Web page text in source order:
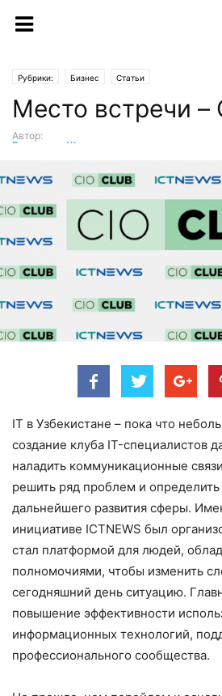
Рубрики: Бизнес Статьи
Место встречи –
Автор:
Валентина Шатуновская
IT в Узбекистане – пока что
создание клуба IT-специалистов
наладить коммуникационные
решить ряд проблем и
дальнейшего развития сферы.
инициативе ICTNEWS был
стал платформой для людей,
полномочиями, чтобы изменить
сегодняшний день ситуацию.
повышение эффективности
информационных технологий,
профессионального сообщества.